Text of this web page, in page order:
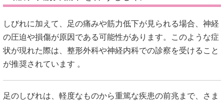
しびれに加えて、足の痛みや筋力低下が見られる場合、神経
の圧迫や損傷が原因である可能性があります。
このような症
状が現れた際は、整形外科や神経内科での診察を受けること
が推奨されています 。
足のしびれは、軽度なものから重篤な疾患の前兆まで、さま